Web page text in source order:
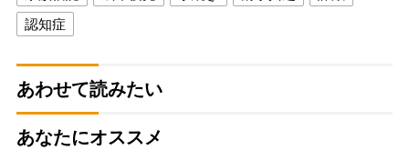
認知症
あわせて読みたい
あなたにオススメ